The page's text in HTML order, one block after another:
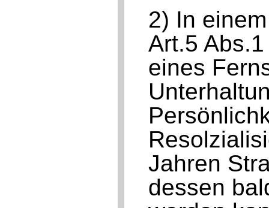
2) In
Art.5
eines
Jahren
dessen